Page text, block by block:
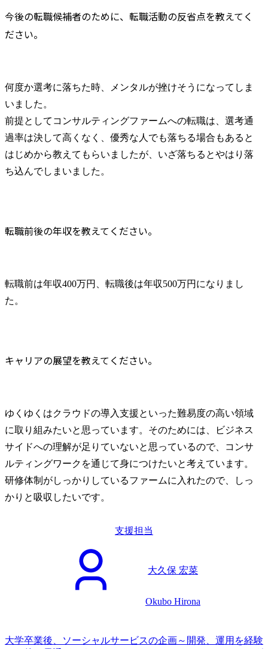
今後の転職候補者のために、転職活動の反省点を教えてく
ださい。
何度か選考に落ちた時、メンタルが挫けそうになってしま
いました。
前提としてコンサルティングファームへの転職は、選考通
過率は決して高くなく、優秀な人でも落ちる場合もあると
はじめから教えてもらいましたが、いざ落ちるとやはり落
ち込んでしまいました。
転職前後の年収を教えてください。
転職前は年収400万円、転職後は年収500万円になりまし
た。
キャリアの展望を教えてください。
ゆくゆくはクラウドの導入支援といった難易度の高い領域
に取り組みたいと思っています。そのためには、ビジネス
サイドへの理解が足りていないと思っているので、コンサ
ルティングワークを通じて身につけたいと考えています。
研修体制がしっかりしているファームに入れたので、しっ
かりと吸収したいです。
支援担当
大久保 宏菜
Okubo Hirona
大学卒業後、ソーシャルサービスの企画～開発、運用を経験